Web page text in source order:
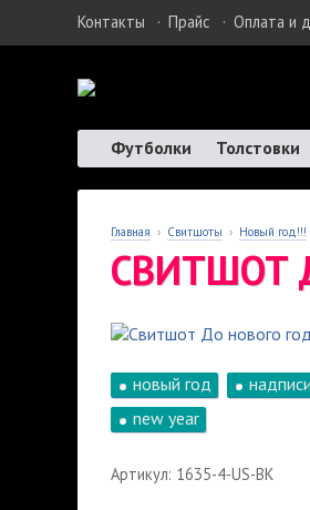
Контакты · Прайс · Оплата и
Футболки Толстовки
Главная › Свитшоты › Новый год!!!
СВИТШОТ
новый год
надписи
new year
Артикул: 1635-4-US-BK